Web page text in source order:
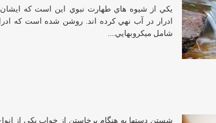
يكي از شيوه هاي طهارت نبوي اين است كه ايشان
ادرار در آب نهي كرده اند. روشن شده است كه
شامل ميكروبهايي....
شستن دستها به هنگام برخاستن از خواب يكي از